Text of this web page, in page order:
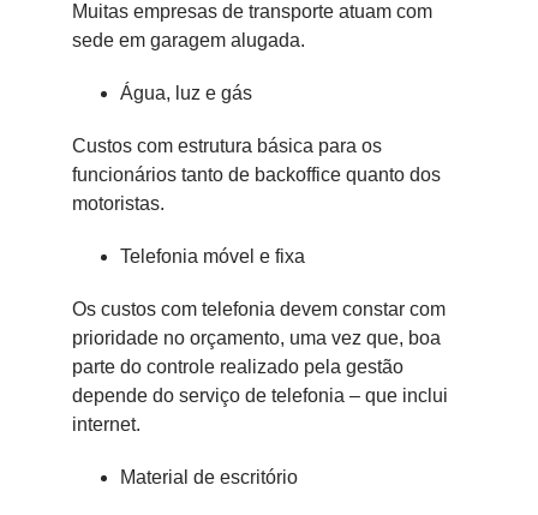
Muitas empresas de transporte atuam com
sede em garagem alugada.
Água, luz e gás
Custos com estrutura básica para os
funcionários tanto de backoffice quanto dos
motoristas.
Telefonia móvel e fixa
Os custos com telefonia devem constar com
prioridade no orçamento, uma vez que, boa
parte do controle realizado pela gestão
depende do serviço de telefonia – que inclui
internet.
Material de escritório